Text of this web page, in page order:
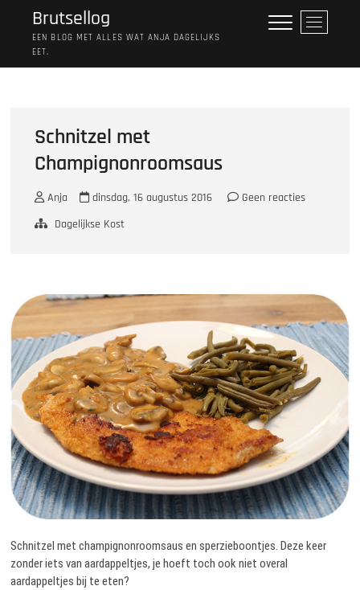
Brutsellog
EEN BLOG MET ALLES WAT ANJA DAGELIJKS
EET.
M
e
Schnitzel met
Champignonroomsaus
Anja dinsdag, 16 augustus 2016
Geen reacties
Dagelijkse Kost
Schnitzel met champignonroomsaus en sperzieboontjes. Deze keer
zonder iets van aardappeltjes, je hoeft toch ook niet overal
aardappeltjes bij te eten?